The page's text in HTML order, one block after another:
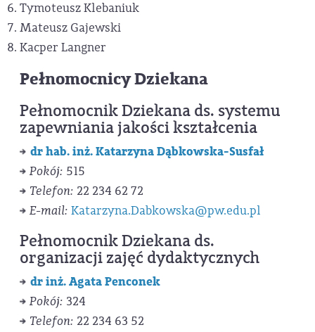
Tymoteusz Klebaniuk
Mateusz Gajewski
Kacper Langner
Pełnomocnicy Dziekana
Pełnomocnik Dziekana ds. systemu
zapewniania jakości kształcenia
dr hab. inż. Katarzyna Dąbkowska-Susfał
Pokój: 515
Telefon: 22 234 62 72
E-mail: Katarzyna.Dabkowska@pw.edu.pl
Pełnomocnik Dziekana ds.
organizacji zajęć dydaktycznych
dr inż. Agata Penconek
Pokój: 324
Telefon: 22 234 63 52